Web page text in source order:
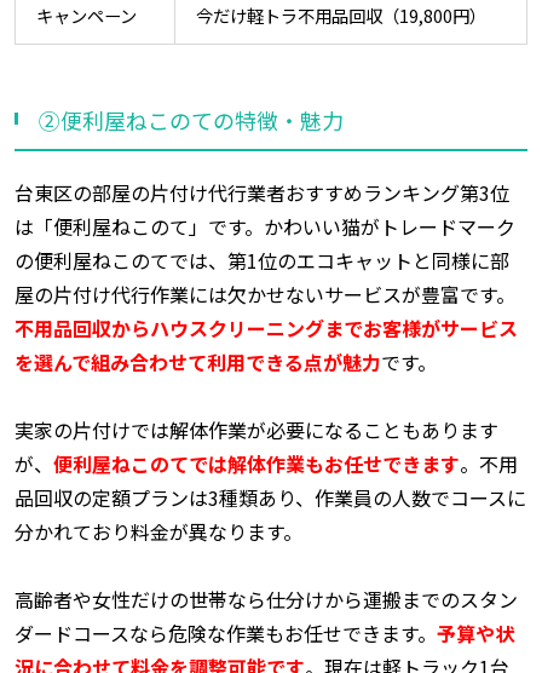
キャンペーン
今だけ軽トラ不用品回収（19,800円）
②便利屋ねこのての特徴・魅力
台東区の部屋の片付け代行業者おすすめランキング第3位
は「便利屋ねこのて」です。かわいい猫がトレードマーク
の便利屋ねこのてでは、第1位のエコキャットと同様に部
屋の片付け代行作業には欠かせないサービスが豊富です。
不用品回収からハウスクリーニングまでお客様がサービス
を選んで組み合わせて利用できる点が魅力です。
実家の片付けでは解体作業が必要になることもあります
が、 便利屋ねこのてでは解体作業もお任せできます。不用
品回収の定額プランは3種類あり、作業員の人数でコースに
分かれており料金が異なります。
高齢者や女性だけの世帯なら仕分けから運搬までのスタン
ダードコースなら危険な作業もお任せできます。 予算や状